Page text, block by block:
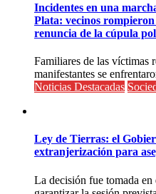
Incidentes en una
Plata: vecinos
renuncia de la cúpula
Familiares de las víctimas
manifestantes se
Noticias Destacadas
Ley de Tierras: el
extranjerización para
La decisión fue tomada en